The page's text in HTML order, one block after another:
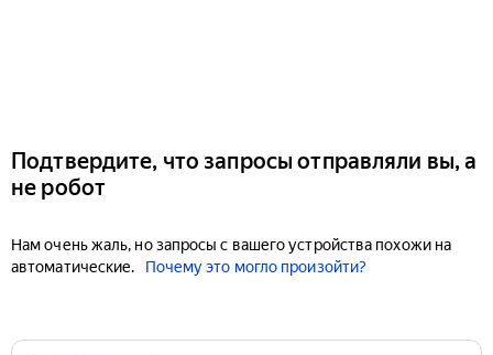
Подтвердите, что запросы отправляли вы, а
не робот
Нам очень жаль, но запросы с вашего устройства похожи на
автоматические.
Почему это могло произойти?